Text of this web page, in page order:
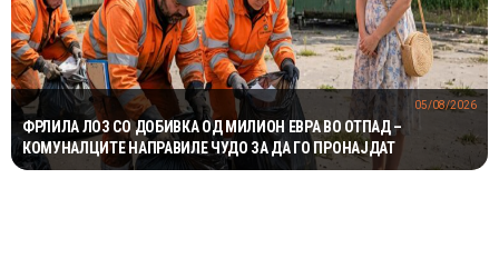
ФРЛИЛА ЛОЗ СО ДОБИВКА ОД МИЛИОН ЕВРА ВО ОТПАД –
КОМУНАЛЦИТЕ НАПРАВИЛЕ ЧУДО ЗА ДА ГО ПРОНАЈДАТ
05/08/2026